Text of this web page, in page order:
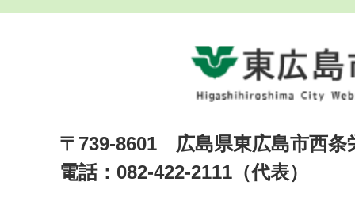
〒739-8601 広島県東広島市西
電話：082-422-2111（代表）